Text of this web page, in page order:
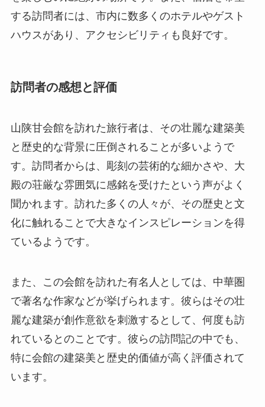
山陕甘会館を訪れた旅行者は、その壮麗な建築美
殿の荘厳な雰囲気に感銘を受けたという声がよく
化に触れることで大きなインスピレーションを得
ているようです。
また、この会館を訪れた有名人としては、中華圏
で著名な作家などが挙げられます。彼らはその壮
麗な建築が創作意欲を刺激するとして、何度も訪
れているとのことです。彼らの訪問記の中でも、
います。
山陕甘会館は、訪問者に対してただの観光地とし
てだけでなく、歴史と文化に直接触れる貴重な体